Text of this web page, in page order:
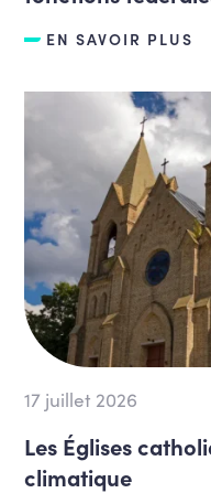
EN SAVOIR PLUS
17 juillet 2026
Les Églises
climatique